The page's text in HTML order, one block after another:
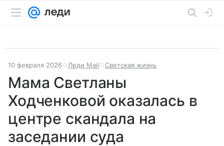
10 февраля 2026 Леди Mail Светская жизнь
Мама Светланы
Ходченковой оказалась в
центре скандала на
заседании суда